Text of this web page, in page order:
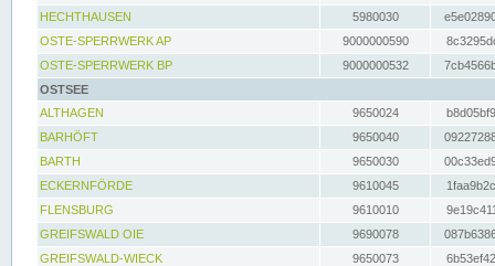
HECHTHAUSEN
5980030
OSTE-SPERRWERK AP
9000000590
OSTE-SPERRWERK BP
9000000532
OSTSEE
ALTHAGEN
9650024
BARHÖFT
9650040
BARTH
9650030
ECKERNFÖRDE
9610045
FLENSBURG
9610010
GREIFSWALD OIE
9690078
GREIFSWALD-WIECK
9650073